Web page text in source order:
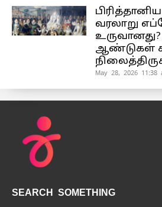
வரலாறு
ஆண்டுகள்
May 28, 2026 11:38
SEARCH SOMETHING